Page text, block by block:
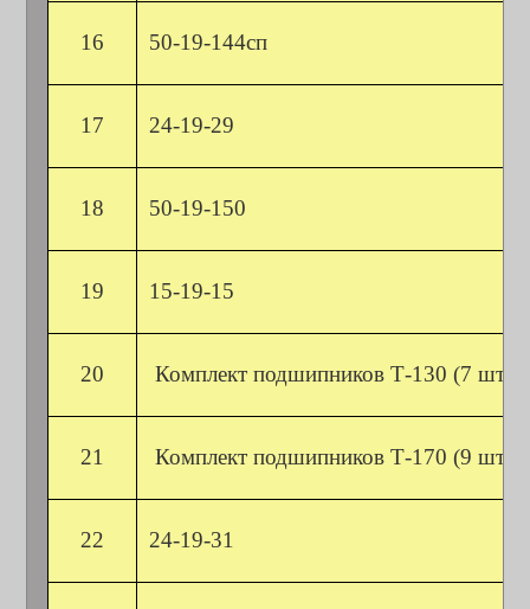
16 50-19-144сп
17 24-19-29
18 50-19-150
19 15-19-15
20 Комплект подшипников Т-130 (7
21 Комплект подшипников Т-170 (9
22 24-19-31